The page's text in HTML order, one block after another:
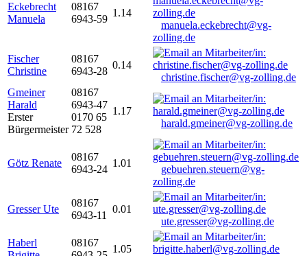
Eckebrecht
Manuela
08167
6943-59
1.14
manuela.eckebrecht@vg-
zolling.de
Fischer
Christine
08167
6943-28
0.14
christine.fischer@vg-zolling.de
Gmeiner
Harald
Erster
Bürgermeister
08167
6943-47
0170 65
72 528
1.17
harald.gmeiner@vg-zolling.de
Götz Renate
08167
6943-24
1.01
gebuehren.steuern@vg-
zolling.de
Gresser Ute
08167
6943-11
0.01
ute.gresser@vg-zolling.de
Haberl
08167
1.05